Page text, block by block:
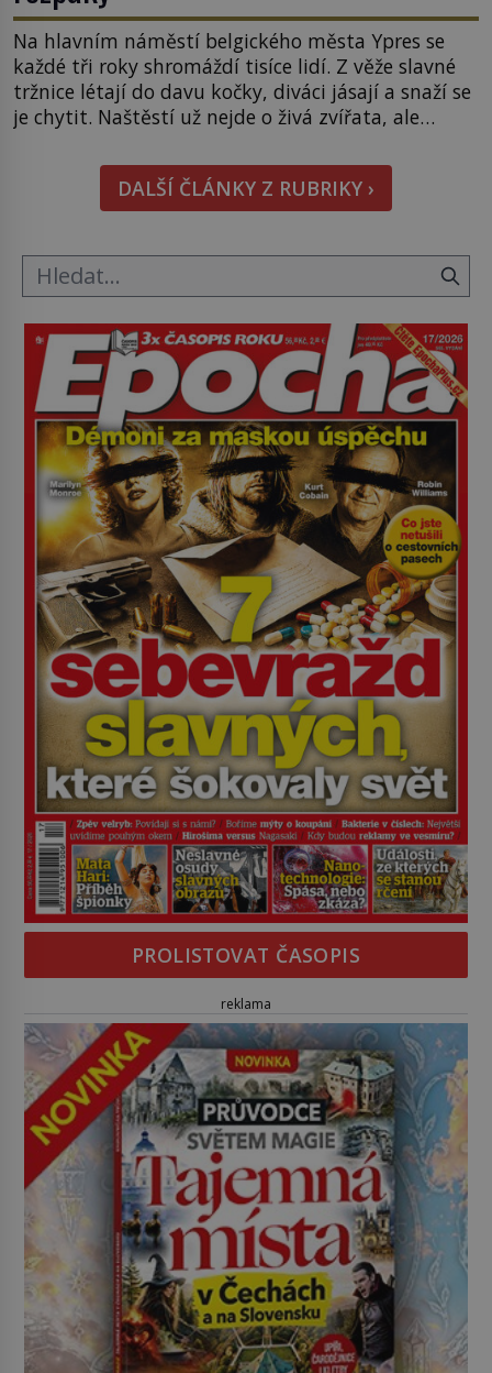
Na hlavním náměstí belgického města Ypres se
každé tři roky shromáždí tisíce lidí. Z věže slavné
tržnice létají do davu kočky, diváci jásají a snaží se
je chytit. Naštěstí už nejde o živá zvířata, ale
Tato veselá podívaná připomíná jeden z
nejpodivnějších a zároveň nejkrutějších zvyků […]
DALŠÍ ČLÁNKY Z RUBRIKY ›
PROLISTOVAT ČASOPIS
reklama